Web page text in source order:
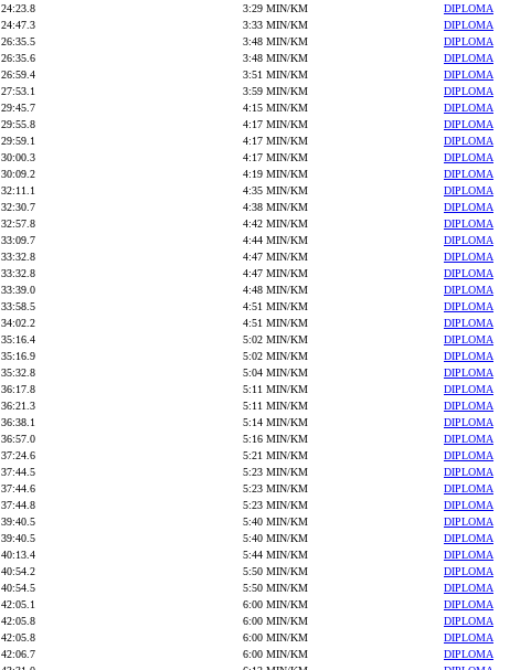
24:23.8 3:29 MIN/KM
DIPLOMA
24:47.3 3:33 MIN/KM
DIPLOMA
26:35.5 3:48 MIN/KM
DIPLOMA
26:35.6 3:48 MIN/KM
DIPLOMA
26:59.4 3:51 MIN/KM
DIPLOMA
27:53.1 3:59 MIN/KM
DIPLOMA
29:45.7 4:15 MIN/KM
DIPLOMA
29:55.8 4:17 MIN/KM
DIPLOMA
29:59.1 4:17 MIN/KM
DIPLOMA
30:00.3 4:17 MIN/KM
DIPLOMA
30:09.2 4:19 MIN/KM
DIPLOMA
32:11.1 4:35 MIN/KM
DIPLOMA
32:30.7 4:38 MIN/KM
DIPLOMA
32:57.8 4:42 MIN/KM
DIPLOMA
33:09.7 4:44 MIN/KM
DIPLOMA
33:32.8 4:47 MIN/KM
DIPLOMA
33:32.8 4:47 MIN/KM
DIPLOMA
33:39.0 4:48 MIN/KM
DIPLOMA
33:58.5 4:51 MIN/KM
DIPLOMA
34:02.2 4:51 MIN/KM
DIPLOMA
35:16.4 5:02 MIN/KM
DIPLOMA
35:16.9 5:02 MIN/KM
DIPLOMA
35:32.8 5:04 MIN/KM
DIPLOMA
36:17.8 5:11 MIN/KM
DIPLOMA
36:21.3 5:11 MIN/KM
DIPLOMA
36:38.1 5:14 MIN/KM
DIPLOMA
36:57.0 5:16 MIN/KM
DIPLOMA
37:24.6 5:21 MIN/KM
DIPLOMA
37:44.5 5:23 MIN/KM
DIPLOMA
37:44.6 5:23 MIN/KM
DIPLOMA
37:44.8 5:23 MIN/KM
DIPLOMA
39:40.5 5:40 MIN/KM
DIPLOMA
39:40.5 5:40 MIN/KM
DIPLOMA
40:13.4 5:44 MIN/KM
DIPLOMA
40:54.2 5:50 MIN/KM
DIPLOMA
40:54.5 5:50 MIN/KM
DIPLOMA
42:05.1 6:00 MIN/KM
DIPLOMA
42:05.8 6:00 MIN/KM
DIPLOMA
42:05.8 6:00 MIN/KM
DIPLOMA
42:06.7 6:00 MIN/KM
DIPLOMA